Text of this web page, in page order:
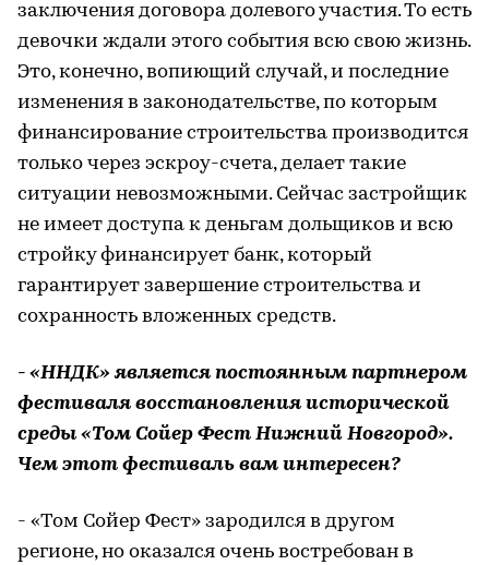
заключения договора долевого участия. То есть
девочки ждали этого события всю свою жизнь.
Это, конечно, вопиющий случай, и последние
изменения в законодательстве, по которым
финансирование строительства производится
только через эскроу-счета, делает такие
ситуации невозможными. Сейчас застройщик
не имеет доступа к деньгам дольщиков и всю
стройку финансирует банк, который
гарантирует завершение строительства и
сохранность вложенных средств.
- «ННДК» является постоянным партнером
фестиваля восстановления исторической
среды «Том Сойер Фест Нижний Новгород».
Чем этот фестиваль вам интересен?
- «Том Сойер Фест» зародился в другом
регионе, но оказался очень востребован в